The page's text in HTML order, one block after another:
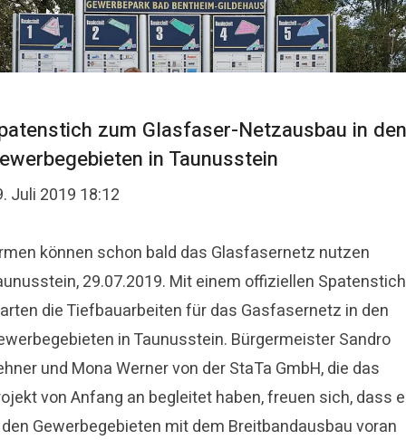
zum Glasfaser-Netzausbau in den
in Taunusstein
Juli 2019 18:12
können schon bald das Glasfasernetz nutzen
29.07.2019. Mit einem offiziellen Spatenstich
die Tiefbauarbeiten für das Gasfasernetz in den
in Taunusstein. Bürgermeister Sandro
und Mona Werner von der StaTa GmbH, die das
von Anfang an begleitet haben, freuen sich, dass
Gewerbegebieten mit dem Breitbandausbau voran